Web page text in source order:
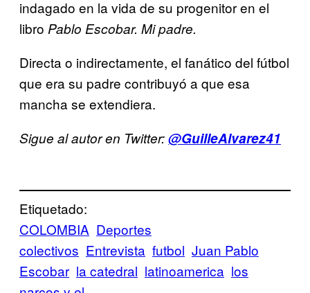
indagado en la vida de su progenitor en el
libro Pablo Escobar. Mi padre.
Directa o indirectamente, el fanático del fútbol
que era su padre contribuyó a que esa
mancha se extendiera.
Sigue al autor en Twitter:@GuilleAlvarez41
Etiquetado:
COLOMBIA Deportes
colectivos Entrevista futbol Juan Pablo
Escobar la catedral latinoamerica los